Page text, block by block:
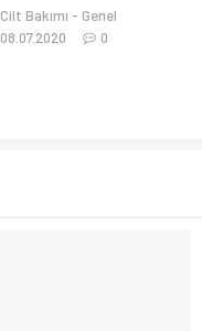
Cilt Bakımı
Genel
08.07.2020
0